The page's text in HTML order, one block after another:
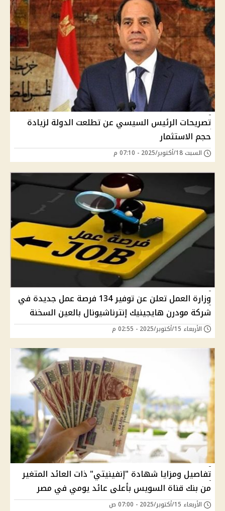
تصريحات الرئيس السيسي عن تطلعت الدولة لزيادة
حجم الاستثمار
السبت 18/أكتوبر/2025 - 07:10 م
وزارة العمل تعلن عن توفير 134 فرصة عمل جديدة في
شركة مودرن هايجينيك إنترناشيونال بالعين السخنة
الأربعاء 15/أكتوبر/2025 - 02:55 م
تفاصيل ومزايا شهادة "إنفينيتي" ذات العائد المتغير
من بنك قناة السويس بأعلى عائد يومي في مصر
الأربعاء 15/أكتوبر/2025 - 07:00 ص